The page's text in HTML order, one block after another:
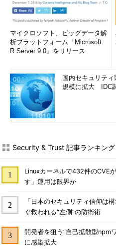
マイクロソフト、ビッグデータ解
析プラットフォーム「Microsoft
R Server 9.0」をリリース
国内セキュリテ
規模に拡大 IDC
Security & Trust 記事ランキング
Linuxカーネルで432件のCVE
す」運用は限界か
「日本のセキュリティ信仰は
ぐ救われる“左側”の防衛術
開発者を狙う“自己拡散型
に感染拡大